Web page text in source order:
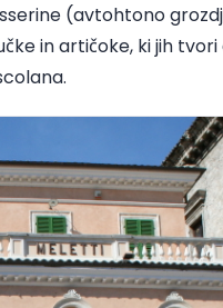
(avtohtono
in artičoke, ki jih tvori